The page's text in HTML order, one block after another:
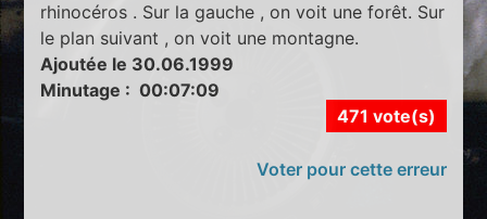
rhinocéros . Sur la gauche , on voit une forêt. Sur
le plan suivant , on voit une montagne.
Ajoutée le 30.06.1999
Minutage : 00:07:09
471 vote(s)
Voter pour cette erreur